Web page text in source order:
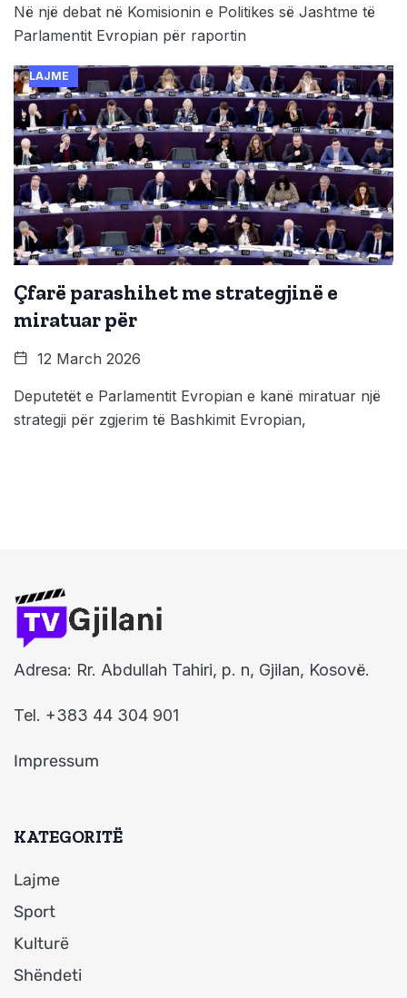
Në një debat në Komisionin e Politikes së Jashtme të
Parlamentit Evropian për raportin
LAJME
Çfarë parashihet me strategjinë e
miratuar për
12 March 2026
Deputetët e Parlamentit Evropian e kanë miratuar një
strategji për zgjerim të Bashkimit Evropian,
Adresa: Rr. Abdullah Tahiri, p. n, Gjilan, Kosovë.
Tel. +383 44 304 901
Impressum
KATEGORITË
Lajme
Sport
Kulturë
Shëndeti